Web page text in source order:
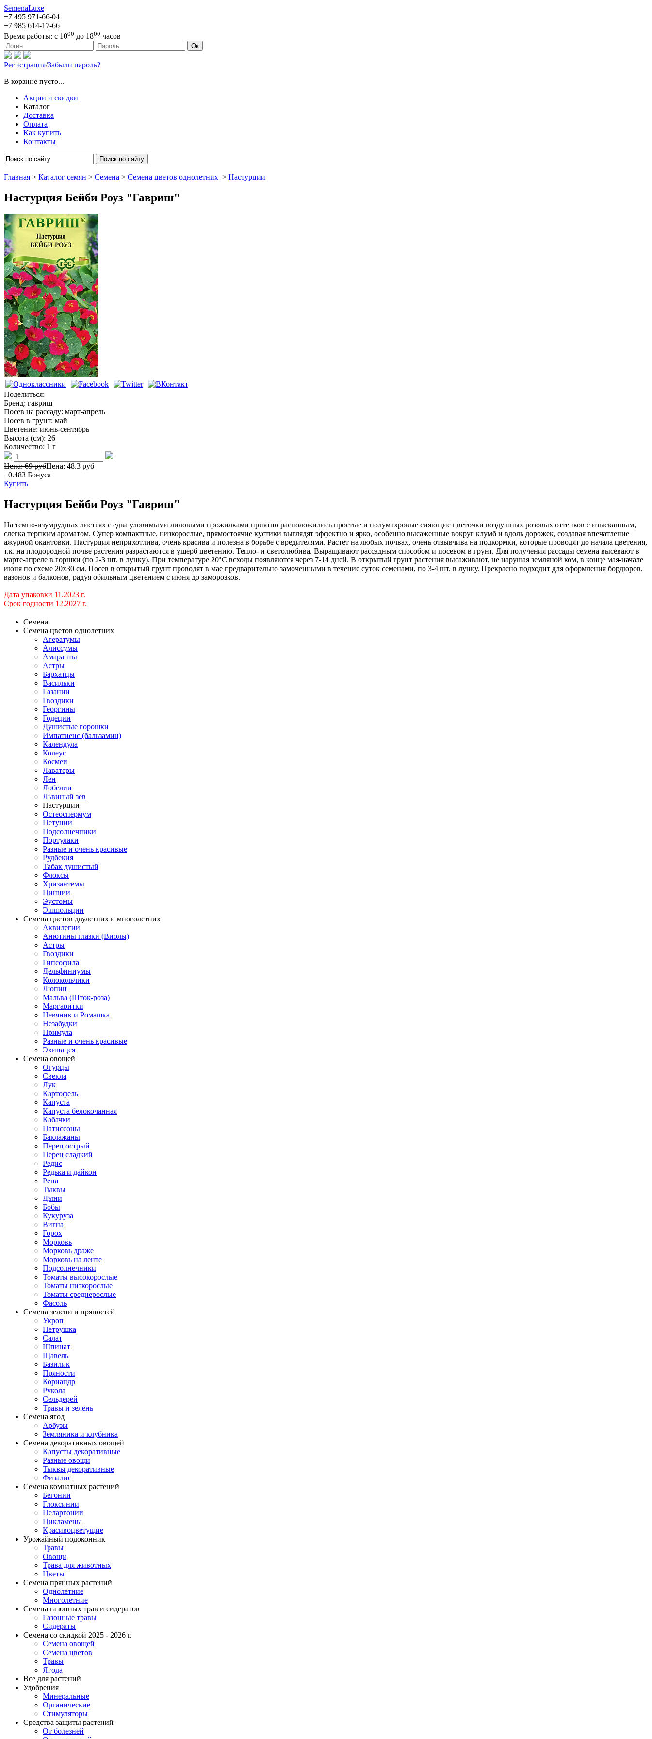
SemenaLuxe
+7 495 971-66-04
+7 985 614-17-66
Время работы: с 1000 до 1800 часов
127473, г. Москва, ул. Краснопролетарская, д. 16, стр. 1 Ок
Регистрация/Забыли пароль?
В корзине пусто...
Акции и скидки
Каталог
Доставка
Оплата
Как купить
Контакты
Поиск по сайту
Главная > Каталог семян > Семена > Семена цветов однолетних > Настурции
Настурция Бейби Роуз "Гавриш"
Настурции
Поделиться:
Бренд: гавриш
Посев на рассаду: март-апрель
Посев в грунт: май
Цветение: июнь-сентябрь
Высота (см): 26
Количество: 1 г
Цена: 69 рубЦена: 48.3 руб
+0.483 Бонуса
Купить
Настурция Бейби Роуз "Гавриш"
На темно-изумрудных листьях с едва уловимыми лиловыми прожилками приятно расположились простые и полумахровые сияющие цветочки воздушных розовых оттенков с изысканным,
слегка терпким ароматом. Супер компактные, низкорослые, прямостоячие кустики выглядят эффектно и ярко, особенно высаженные вокруг клумб и вдоль дорожек, создавая впечатление
ажурной окантовки. Настурция неприхотлива, очень красива и полезна в борьбе с вредителями. Растет на любых почвах, очень отзывчива на подкормки, которые проводят до начала цветения,
т.к. на плодородной почве растения разрастаются в ущерб цветению. Тепло- и светолюбива. Выращивают рассадным способом и посевом в грунт. Для получения рассады семена высевают в
марте-апреле в горшки (по 2-3 шт. в лунку). При температуре 20°С всходы появляются через 7-14 дней. В открытый грунт растения высаживают, не нарушая земляной ком, в конце мая-начале
июня по схеме 20х30 см. Посев в открытый грунт проводят в мае предварительно замоченными в течение суток семенами, по 3-4 шт. в лунку. Прекрасно подходит для оформления бордюров,
вазонов и балконов, радуя обильным цветением с июня до заморозков.
Дата упаковки 11.2023 г.
Срок годности 12.2027 г.
Семена
Семена цветов однолетних
Агератумы
Алиссумы
Амаранты
Астры
Бархатцы
Васильки
Газании
Гвоздики
Георгины
Годеции
Душистые горошки
Импатиенс (бальзамин)
Календула
Колеус
Космеи
Лаватеры
Лен
Лобелии
Львиный зев
Настурции
Остеоспермум
Петунии
Подсолнечники
Портулаки
Разные и очень красивые
Рудбекия
Табак душистый
Флоксы
Хризантемы
Циннии
Эустомы
Эшшольции
Семена цветов двулетних и многолетних
Аквилегии
Анютины глазки (Виолы)
Астры
Гвоздики
Гипсофила
Дельфиниумы
Колокольчики
Люпин
Мальва (Шток-роза)
Маргаритки
Невяник и Ромашка
Незабудки
Примула
Разные и очень красивые
Эхинацея
Семена овощей
Огурцы
Свекла
Лук
Картофель
Капуста
Капуста белокочанная
Кабачки
Патиссоны
Баклажаны
Перец острый
Перец сладкий
Редис
Редька и дайкон
Репа
Тыквы
Дыни
Бобы
Кукуруза
Вигна
Горох
Морковь
Морковь драже
Морковь на ленте
Подсолнечники
Томаты высокорослые
Томаты низкорослые
Томаты среднерослые
Фасоль
Семена зелени и пряностей
Укроп
Петрушка
Салат
Шпинат
Щавель
Базилик
Пряности
Кориандр
Рукола
Сельдерей
Травы и зелень
Семена ягод
Арбузы
Земляника и клубника
Семена декоративных овощей
Капусты декоративные
Разные овощи
Тыквы декоративные
Физалис
Семена комнатных растений
Бегонии
Глоксинии
Пеларгонии
Цикламены
Красивоцветущие
Урожайный подоконник
Травы
Овощи
Трава для животных
Цветы
Семена прянных растений
Однолетние
Многолетние
Семена газонных трав и сидератов
Газонные травы
Сидераты
Семена со скидкой 2025 - 2026 г.
Семена овощей
Семена цветов
Травы
Ягода
Все для растений
Удобрения
Минеральные
Органические
Стимуляторы
Средства защиты растений
От болезней